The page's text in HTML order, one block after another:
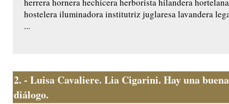
herrera hornera hechicera herborista hilandera
hostelera iluminadora institutriz juglaresa lavandera
...
2. - Luisa Cavaliere. Lia Cigarini. Hay una
diálogo.